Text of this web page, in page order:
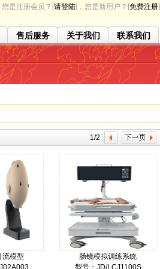
是注册会员？[请登陆]，您是新用户？[免费注册]
售后服务 关于我们 联系我们
1/2
流模型
肠镜模拟训练系统
型号：JD/LCJ1100S